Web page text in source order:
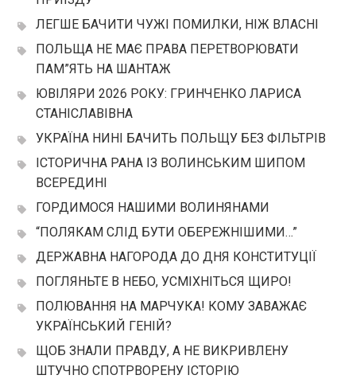
ЛЕГШЕ БАЧИТИ ЧУЖІ ПОМИЛКИ, НІЖ ВЛАСНІ
ПОЛЬЩА НЕ МАЄ ПРАВА ПЕРЕТВОРЮВАТИ
ПАМ”ЯТЬ НА ШАНТАЖ
ЮВІЛЯРИ 2026 РОКУ: ГРИНЧЕНКО ЛАРИСА
СТАНІСЛАВІВНА
УКРАЇНА НИНІ БАЧИТЬ ПОЛЬЩУ БЕЗ ФІЛЬТРІВ
ІСТОРИЧНА РАНА ІЗ ВОЛИНСЬКИМ ШИПОМ
ВСЕРЕДИНІ
ГОРДИМОСЯ НАШИМИ ВОЛИНЯНАМИ
“ПОЛЯКАМ СЛІД БУТИ ОБЕРЕЖНІШИМИ…”
ДЕРЖАВНА НАГОРОДА ДО ДНЯ КОНСТИТУЦІЇ
ПОГЛЯНЬТЕ В НЕБО, УСМІХНІТЬСЯ ЩИРО!
ПОЛЮВАННЯ НА МАРЧУКА! КОМУ ЗАВАЖАЄ
УКРАЇНСЬКИЙ ГЕНІЙ?
ЩОБ ЗНАЛИ ПРАВДУ, А НЕ ВИКРИВЛЕНУ
ШТУЧНО СПОТРВОРЕНУ ІСТОРІЮ